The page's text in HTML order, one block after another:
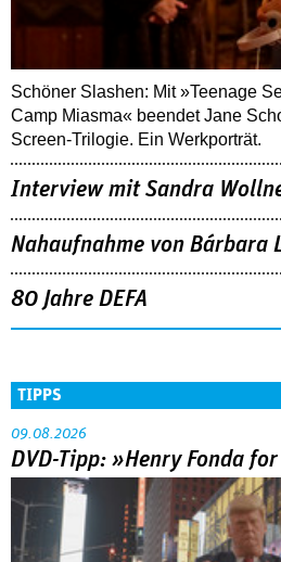
Schöner Slashen: Mit »Teenage
Camp Miasma« beendet Jane
Screen-Trilogie. Ein Werkporträt.
Interview mit Sandra
Nahaufnahme von Bárbara
80 Jahre DEFA
TIPPS
09.08.2026
DVD-Tipp: »Henry Fonda